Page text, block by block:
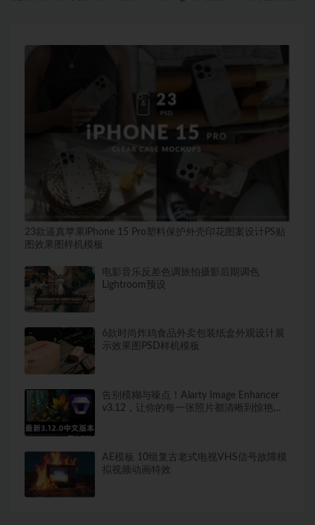
23款逼真苹果iPhone 15 Pro塑料保护外壳印花图案设计PS贴
图效果图样机模板
电影音乐反差色调旅拍摄影后期调色
Lightroom预设
6款时尚炸鸡食品外卖包装纸盒外观设计展
示效果图PSD样机模板
告别模糊与噪点！Aiarty Image Enhancer
v3.12，让你的每一张照片都清晰到惊艳，
AE模板 10组复古老式电视VHS信号故障模
拟视频动画特效